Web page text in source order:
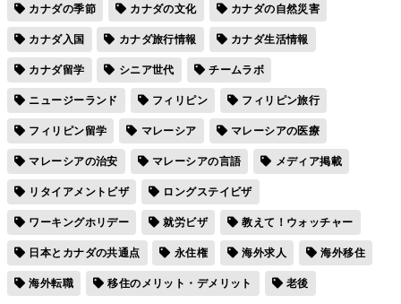
カナダの季節
カナダの文化
カナダの自然災害
カナダ入国
カナダ旅行情報
カナダ生活情報
カナダ留学
シニア世代
チームラボ
ニュージーランド
フィリピン
フィリピン旅行
フィリピン留学
マレーシア
マレーシアの医療
マレーシアの治安
マレーシアの言語
メディア掲載
リタイアメントビザ
ロングステイビザ
ワーキングホリデー
就労ビザ
教えて！ウォッチャー
日本とカナダの共通点
永住権 海外求人
海外移住
海外転職
移住のメリット・デメリット 老後